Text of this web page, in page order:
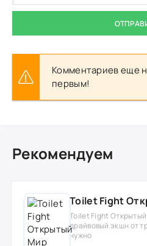
Комментариев еще
первым!
Рекомендуем
Toilet Fight
драйвовый экшн от
нужно